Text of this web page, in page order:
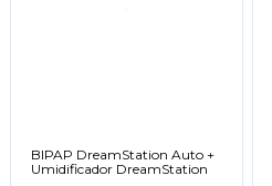
BIPAP DreamStation Auto +
Umidificador DreamStation